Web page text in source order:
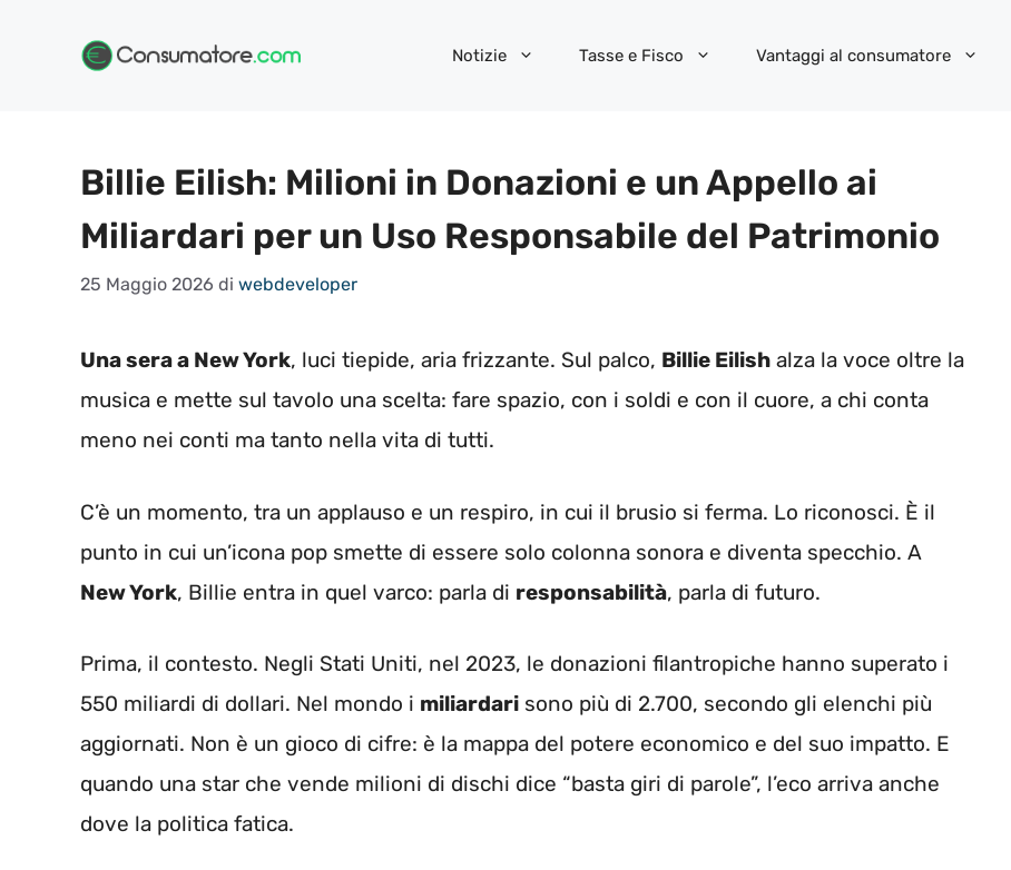
Notizie Tasse e Fisco Vantaggi al consumatore
Billie Eilish: Milioni in Donazioni e un Appello ai
Miliardari per un Uso Responsabile del Patrimonio
25 Maggio 2026 di webdeveloper
Una sera a New York, luci tiepide, aria frizzante. Sul palco, Billie Eilish alza la voce oltre la
musica e mette sul tavolo una scelta: fare spazio, con i soldi e con il cuore, a chi conta
meno nei conti ma tanto nella vita di tutti.
C’è un momento, tra un applauso e un respiro, in cui il brusio si ferma. Lo riconosci. È il
punto in cui un’icona pop smette di essere solo colonna sonora e diventa specchio. A
New York, Billie entra in quel varco: parla di responsabilità, parla di futuro.
Prima, il contesto. Negli Stati Uniti, nel 2023, le donazioni filantropiche hanno superato i
550 miliardi di dollari. Nel mondo i miliardari sono più di 2.700, secondo gli elenchi più
aggiornati. Non è un gioco di cifre: è la mappa del potere economico e del suo impatto. E
quando una star che vende milioni di dischi dice “basta giri di parole”, l’eco arriva anche
dove la politica fatica.